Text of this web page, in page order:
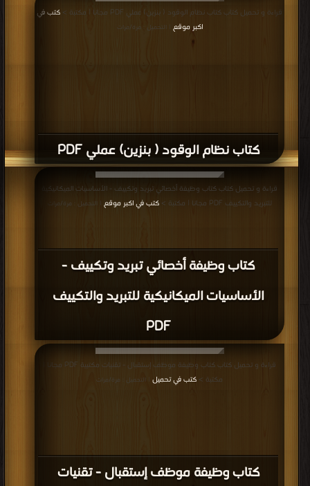
كتاب نظام الوقود ( بنزين) عملي PDF
قراءة و تحميل كتاب كتاب نظام الوقود ( بنزين) عملي PDF مجانا | مكتبة >
كتب في
اكبر موقع
| التحميل : مرة/مرات
كتاب وظيفة أخصائي تبريد وتكييف -
الأساسيات الميكانيكية للتبريد والتكييف
PDF
قراءة و تحميل كتاب كتاب وظيفة أخصائي تبريد وتكييف - الأساسيات الميكانيكية
للتبريد والتكييف PDF مجانا | مكتبة >
كتب في اكبر موقع | التحميل : مرة/مرات
كتاب وظيفة موظف إستقبال - تقنيات
قراءة و تحميل كتاب كتاب وظيفة موظف إستقبال - تقنيات مكتبية PDF مجانا |
مكتبة > كتب في تحميل | التحميل : مرة/مرات